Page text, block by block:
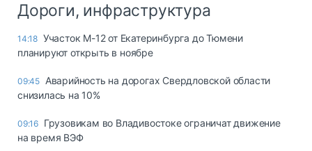
Дороги, инфраструктура
14:18 Участок М-12 от Екатеринбурга до Тюмени
планируют открыть в ноябре
09:45 Аварийность на дорогах Свердловской области
снизилась на 10%
09:16 Грузовикам во Владивостоке ограничат движение
на время ВЭФ